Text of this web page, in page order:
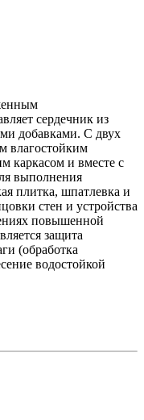
сердечник из
добавками. С двух
влагостойким
каркасом и вместе с
выполнения
плитка, шпатлевка и
стен и устройства
повышенной
защита
(обработка
водостойкой